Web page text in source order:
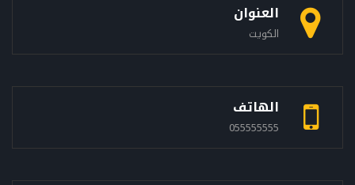
العنوان
الكويت
الهاتف
055555555